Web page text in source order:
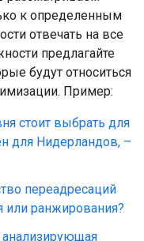
к определенным
отвечать на все
предлагайте
будут относиться
Пример:
стоит выбрать для
для Нидерландов, –
переадресаций
или ранжирования?
анализирующая